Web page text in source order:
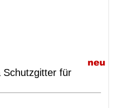
Schutzgitter für